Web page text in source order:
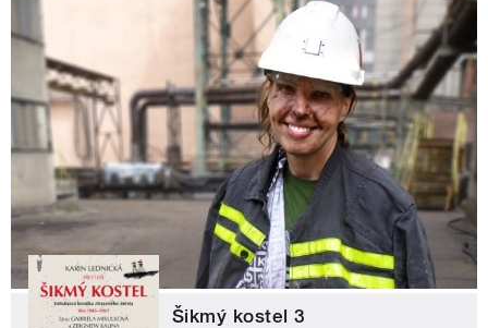
Šikmý kostel 3